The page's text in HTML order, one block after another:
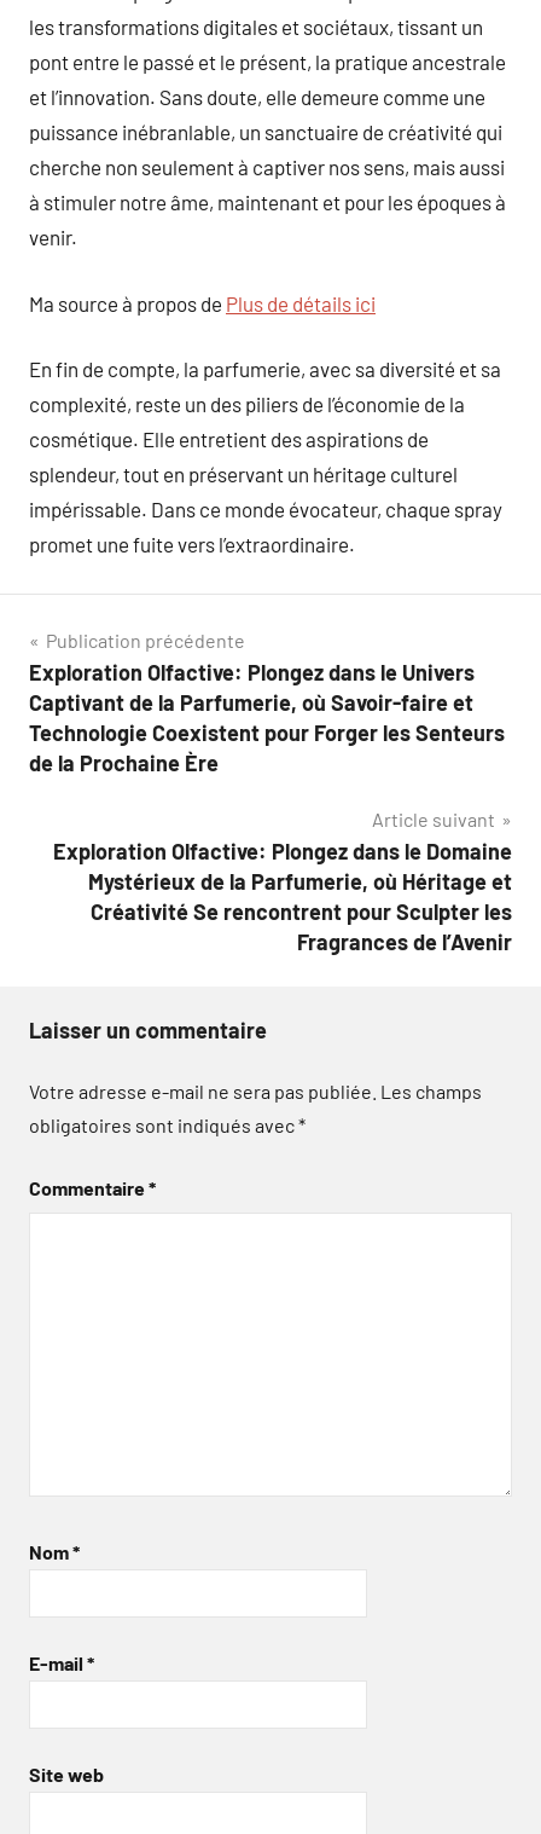
les transformations digitales et sociétaux, tissant un
pont entre le passé et le présent, la pratique ancestrale
et l’innovation. Sans doute, elle demeure comme une
puissance inébranlable, un sanctuaire de créativité qui
cherche non seulement à captiver nos sens, mais aussi
à stimuler notre âme, maintenant et pour les époques à
venir.
Ma source à propos de Plus de détails ici
En fin de compte, la parfumerie, avec sa diversité et sa
complexité, reste un des piliers de l’économie de la
cosmétique. Elle entretient des aspirations de
splendeur, tout en préservant un héritage culturel
impérissable. Dans ce monde évocateur, chaque spray
promet une fuite vers l’extraordinaire.
Navigation
de
l’article
Publication précédente
Exploration Olfactive: Plongez dans le Univers
Captivant de la Parfumerie, où Savoir-faire et
Technologie Coexistent pour Forger les Senteurs
de la Prochaine Ère
Article suivant
Exploration Olfactive: Plongez dans le Domaine
Mystérieux de la Parfumerie, où Héritage et
Créativité Se rencontrent pour Sculpter les
Fragrances de l’Avenir
Laisser un commentaire
Votre adresse e-mail ne sera pas publiée. Les champs
obligatoires sont indiqués avec*
Commentaire*
Nom*
E-mail *
Site web